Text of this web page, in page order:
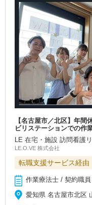
【名古屋市／北区】年
ビリステーションでの作
LE 在宅・施設 訪問看護
LE.O.VE 株式会社
転職支援サービス経由
作業療法士 / 契約職員
愛知県 名古屋市北区